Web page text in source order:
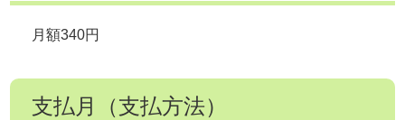
月額340円
支払月（支払方法）